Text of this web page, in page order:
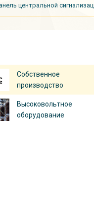
центральной
Собственное
производство
Высоковольтное
оборудование